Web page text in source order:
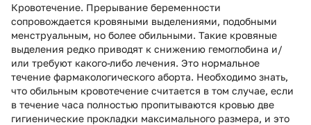
Кровотечение. Прерывание беременности
сопровождается кровяными выделениями, подобными
менструальным, но более обильными. Такие кровяные
выделения редко приводят к снижению гемоглобина и/
или требуют какого-либо лечения. Это нормальное
течение фармакологического аборта. Необходимо знать,
что обильным кровотечение считается в том случае, если
в течение часа полностью пропитываются кровью две
гигиенические прокладки максимального размера, и это